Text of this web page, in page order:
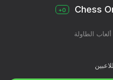
Chess
0+
ألعاب الطاولة